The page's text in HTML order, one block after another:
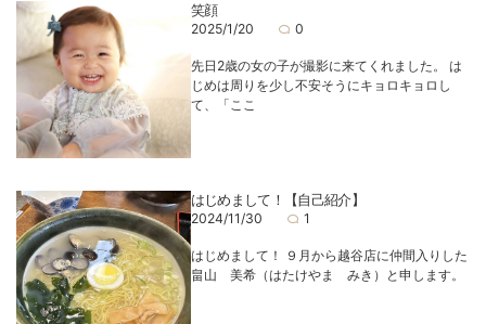
笑顔
2025/1/20 0
先日2歳の女の子が撮影に来てくれました。 は
じめは周りを少し不安そうにキョロキョロし
て、「ここ
はじめまして！【自己紹介】
2024/11/30 1
はじめまして！ ９月から越谷店に仲間入りした
畠山 美希（はたけやま みき）と申します。